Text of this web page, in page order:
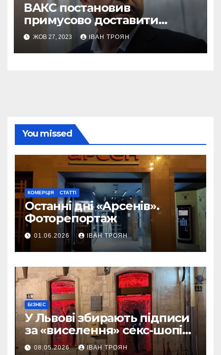
ВАКС постановив
примусово доставити
Дубневича до суду
ЖОВ 27, 2023 ІВАН ТРОЯН
You missed
КОМЕРЦІЯ СТАТТІ
Останні дні «Арсенів».
Фоторепортаж
01.06.2026 ІВАН ТРОЯН
БІЗНЕС
У Львові збирають підписи
за «виселення» секс-шопів
із центру міста
08.05.2026 ІВАН ТРОЯН